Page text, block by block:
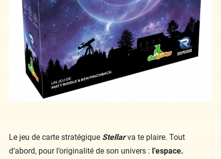
Le jeu de carte stratégique Stellarva te plaire. Tout
d’abord, pour l’originalité de son univers : l’espace.